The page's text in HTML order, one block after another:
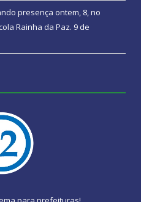
presença ontem, 8, no
Rainha da Paz. 9 de